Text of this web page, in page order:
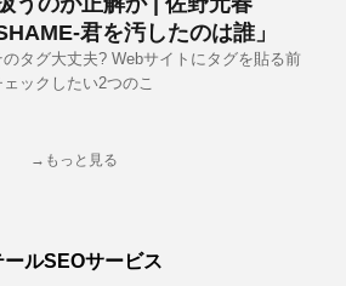
SHAME-君を汚したのは誰」
のタグ大丈夫? Webサイトにタグを貼る前
ェックしたい2つのこ
→もっと見る
ルSEOサービス